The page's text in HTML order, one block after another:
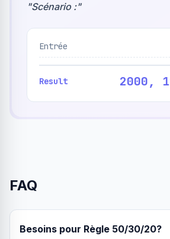
"Scénario :"
Entrée
Result 2000,
FAQ
Besoins pour Règle 50/30/20?